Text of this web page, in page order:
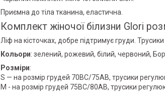
Приємна до тіла тканина, еластична.
Комплект жіночої білизни Glori
Ліф на кісточках, добре підтримує груди.
Кольори: зелений, рожевий, білий, червоний,
Розміри:
S — на розмір грудей 70ВС/75АВ, трусики
M - на розмір грудей 75ВС/80АВ, трусики